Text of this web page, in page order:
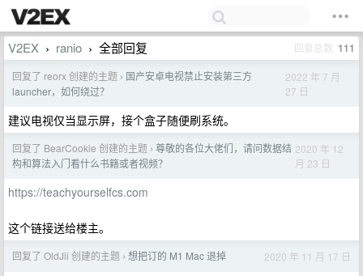
V2EX › ranio › 全部回复 回复总数 111
回复了 reorx 创建的主题 › 国产安卓电视禁止安装第三方
launcher，如何绕过？
2022 年 7 月
27 日
建议电视仅当显示屏，接个盒子随便刷系统。
回复了 BearCookie 创建的主题 › 尊敬的各位大佬们，请问数据结
构和算法入门看什么书籍或者视频？
2020 年 12
月 23 日
https://teachyourselfcs.com
这个链接送给楼主。
回复了 OldJii 创建的主题 › 想把订的 M1 Mac 退掉 2020 年 11 月 17 日